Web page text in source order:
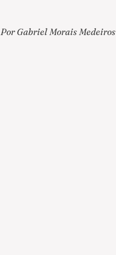
Por Gabriel Morais Medeiros